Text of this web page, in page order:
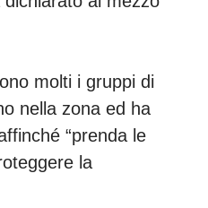
molti i gruppi di
nella zona ed ha
“prenda le
la